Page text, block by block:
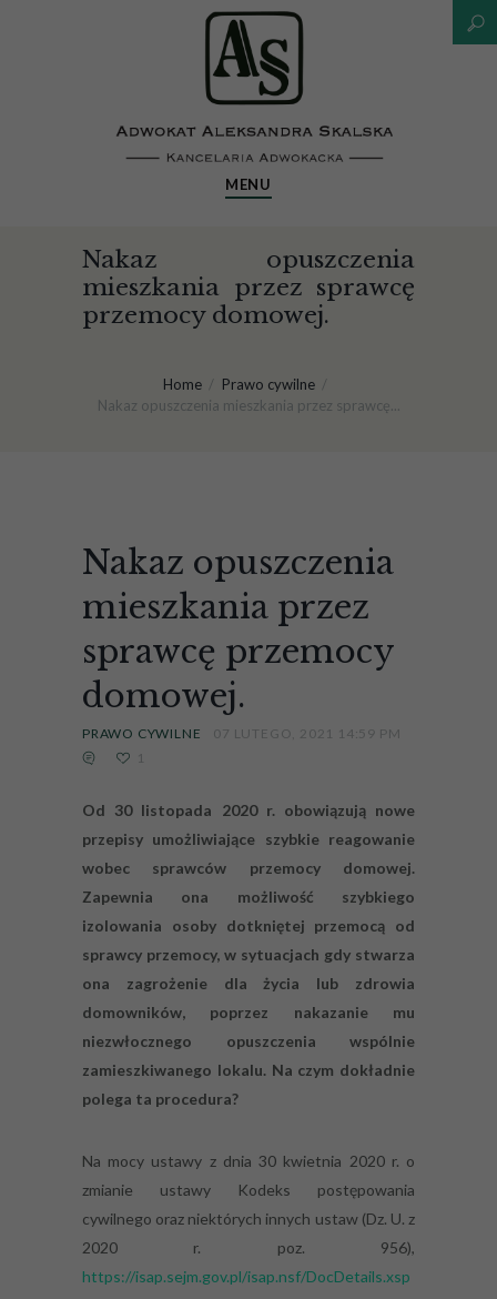
MENU
Nakaz opuszczenia
mieszkania przez sprawcę
przemocy domowej.
Home
Prawo cywilne
Nakaz opuszczenia mieszkania przez sprawcę...
Nakaz opuszczenia
mieszkania przez
sprawcę przemocy
domowej.
PRAWO CYWILNE
07 LUTEGO, 2021 14:59 PM
1
Od 30 listopada 2020 r. obowiązują nowe
przepisy umożliwiające szybkie reagowanie
wobec sprawców przemocy domowej.
Zapewnia ona możliwość szybkiego
izolowania osoby dotkniętej przemocą od
sprawcy przemocy, w sytuacjach gdy stwarza
ona zagrożenie dla życia lub zdrowia
domowników, poprzez nakazanie mu
niezwłocznego opuszczenia wspólnie
zamieszkiwanego lokalu. Na czym dokładnie
polega ta procedura?
Na mocy ustawy z dnia 30 kwietnia 2020 r. o
zmianie ustawy Kodeks postępowania
cywilnego oraz niektórych innych ustaw (Dz. U. z
2020 r. poz. 956),
https://isap.sejm.gov.pl/isap.nsf/DocDetails.xsp